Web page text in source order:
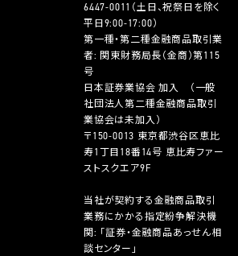
6447-0011 （土日、祝祭日を除く
平日9:00-17:00）
第一種・第二種金融商品取引業
者: 関東財務局長（金商）第115
号
日本証券業協会 加入 （一般
社団法人第二種金融商品取引
業協会は未加入）
〒150-0013 東京都渋谷区恵比
寿1丁目18番14号 恵比寿ファー
ストスクエア9F
当社が契約する金融商品取引
業務にかかる指定紛争解決機
関: 「証券・金融商品あっせん相
談センター」